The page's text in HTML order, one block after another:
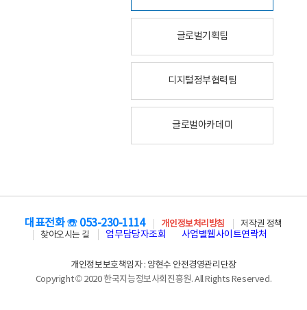
글로벌기획팀
디지털정부협력팀
글로벌아카데미
대표전화 ☏ 053-230-1114 개인정보처리방침
저작권 정책
찾아오시는 길
업무담당자조회 사업별웹사이트연락처
개인정보보호책임자 : 양현수 안전경영관리단장
Copyright © 2020 한국지능정보사회진흥원. All Rights Reserved.